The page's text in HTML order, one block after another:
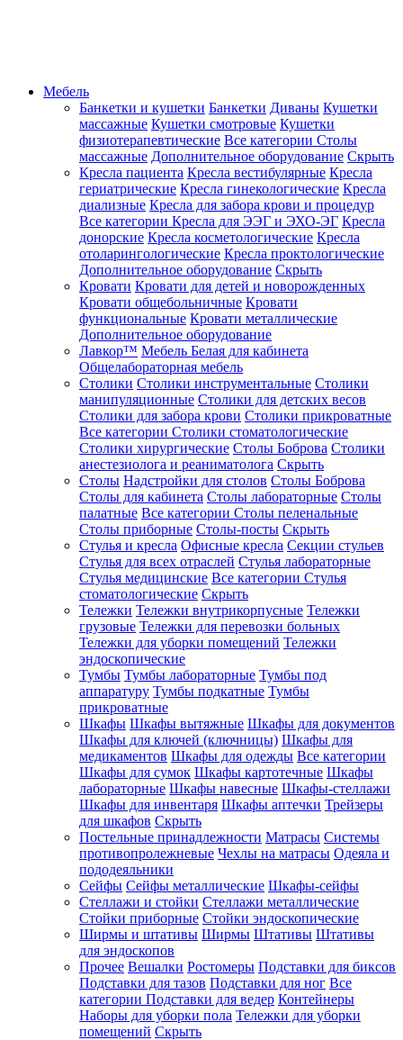
Мебель
Банкетки и кушетки Банкетки Диваны Кушетки
массажные Кушетки смотровые Кушетки
физиотерапевтические Все категории Столы
массажные Дополнительное оборудование Скрыть
Кресла пациента Кресла вестибулярные Кресла
гериатрические Кресла гинекологические Кресла
диализные Кресла для забора крови и процедур
Все категории Кресла для ЭЭГ и ЭХО-ЭГ Кресла
донорские Кресла косметологические Кресла
отоларингологические Кресла проктологические
Дополнительное оборудование Скрыть
Кровати Кровати для детей и новорожденных
Кровати общебольничные Кровати
функциональные Кровати металлические
Дополнительное оборудование
Лавкор™ Мебель Белая для кабинета
Общелабораторная мебель
Столики Столики инструментальные Столики
манипуляционные Столики для детских весов
Столики для забора крови Столики прикроватные
Все категории Столики стоматологические
Столики хирургические Столы Боброва Столики
анестезиолога и реаниматолога Скрыть
Столы Надстройки для столов Столы Боброва
Столы для кабинета Столы лабораторные Столы
палатные Все категории Столы пеленальные
Столы приборные Столы-посты Скрыть
Стулья и кресла Офисные кресла Секции стульев
Стулья для всех отраслей Стулья лабораторные
Стулья медицинские Все категории Стулья
стоматологические Скрыть
Тележки Тележки внутрикорпусные Тележки
грузовые Тележки для перевозки больных
Тележки для уборки помещений Тележки
эндоскопические
Тумбы Тумбы лабораторные Тумбы под
аппаратуру Тумбы подкатные Тумбы
прикроватные
Шкафы Шкафы вытяжные Шкафы для документов
Шкафы для ключей (ключницы) Шкафы для
медикаментов Шкафы для одежды Все категории
Шкафы для сумок Шкафы картотечные Шкафы
лабораторные Шкафы навесные Шкафы-стеллажи
Шкафы для инвентаря Шкафы аптечки Трейзеры
для шкафов Скрыть
Постельные принадлежности Матрасы Системы
противопролежневые Чехлы на матрасы Одеяла и
пододеяльники
Сейфы Сейфы металлические Шкафы-сейфы
Стеллажи и стойки Стеллажи металлические
Стойки приборные Стойки эндоскопические
Ширмы и штативы Ширмы Штативы Штативы
для эндоскопов
Прочее Вешалки Ростомеры Подставки для биксов
Подставки для тазов Подставки для ног Все
категории Подставки для ведер Контейнеры
Наборы для уборки пола Тележки для уборки
помещений Скрыть